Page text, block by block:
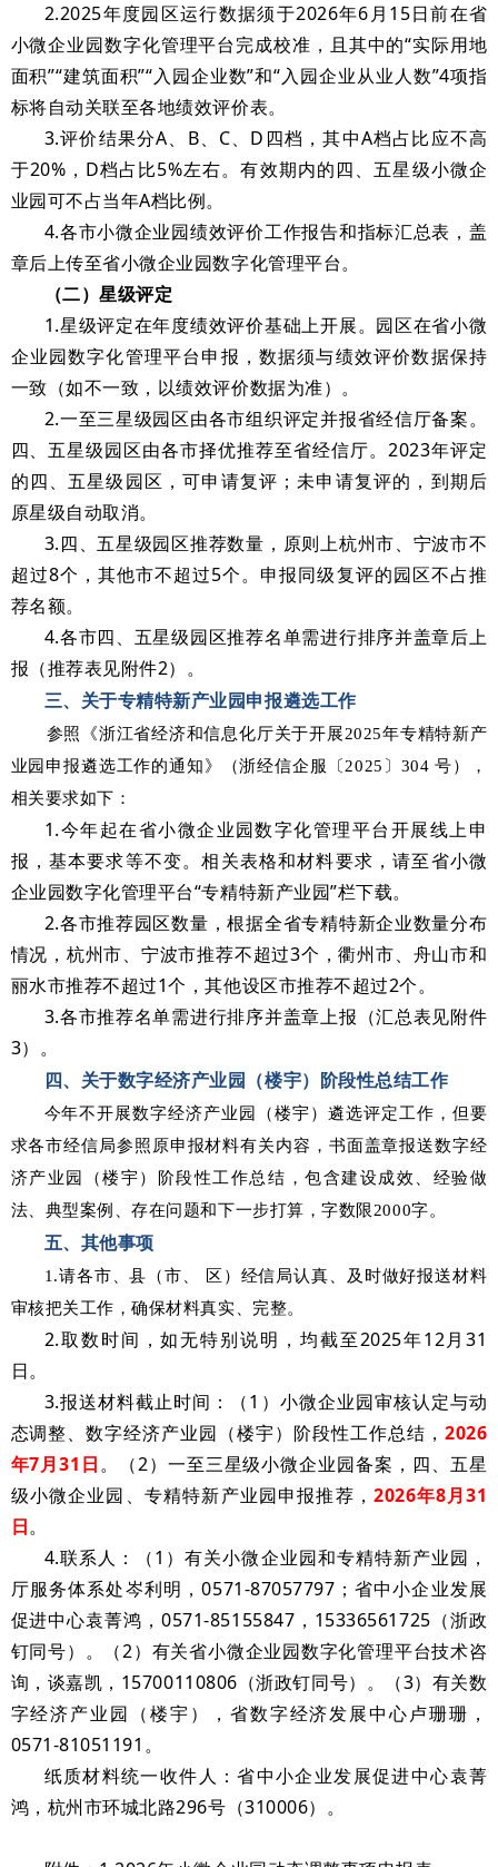
2.2025年度园区运行数据须于2026年6月15日前在省
小微企业园数字化管理平台完成校准，且其中的“实际用地
面积”“建筑面积”“入园企业数”和“入园企业从业人数”4项指
标将自动关联至各地绩效评价表。
3.评价结果分A、B、C、D四档，其中A档占比应不高
于20%，D档占比5%左右。有效期内的四、五星级小微企
业园可不占当年A档比例。
4.各市小微企业园绩效评价工作报告和指标汇总表，盖
章后上传至省小微企业园数字化管理平台。
（二）星级评定
1.星级评定在年度绩效评价基础上开展。园区在省小微
企业园数字化管理平台申报，数据须与绩效评价数据保持
一致（如不一致，以绩效评价数据为准）。
2.一至三星级园区由各市组织评定并报省经信厅备案。
四、五星级园区由各市择优推荐至省经信厅。2023年评定
的四、五星级园区，可申请复评；未申请复评的，到期后
原星级自动取消。
3.四、五星级园区推荐数量，原则上杭州市、宁波市不
超过8个，其他市不超过5个。申报同级复评的园区不占推
荐名额。
4.各市四、五星级园区推荐名单需进行排序并盖章后上
报（推荐表见附件2）。
三、关于专精特新产业园申报遴选工作
参照《浙江省经济和信息化厅关于开展2025年专精特新产
业园申报遴选工作的通知》（浙经信企服〔2025〕304 号），
相关要求如下：
1.今年起在省小微企业园数字化管理平台开展线上申
报，基本要求等不变。相关表格和材料要求，请至省小微
企业园数字化管理平台“专精特新产业园”栏下载。
2.各市推荐园区数量，根据全省专精特新企业数量分布
情况，杭州市、宁波市推荐不超过3个，衢州市、舟山市和
丽水市推荐不超过1个，其他设区市推荐不超过2个。
3.各市推荐名单需进行排序并盖章上报（汇总表见附件
3）。
四、关于数字经济产业园（楼宇）阶段性总结工作
今年不开展数字经济产业园（楼宇）遴选评定工作，但要
求各市经信局参照原申报材料有关内容，书面盖章报送数字经
济产业园（楼宇）阶段性工作总结，包含建设成效、经验做
法、典型案例、存在问题和下一步打算，字数限2000字。
五、其他事项
1.请各市、县（市、 区）经信局认真、及时做好报送材料
审核把关工作，确保材料真实、完整。
2.取数时间，如无特别说明，均截至2025年12月31
日。
3.报送材料截止时间：（1） 小微企业园审核认定与动
态调整、数字经济产业园（楼宇）阶段性工作总结，2026
年7月31日。（2）一至三星级小微企业园备案，四、五星
级小微企业园、专精特新产业园申报推荐，2026年8月31
日。
4.联系人：（1）有关小微企业园和专精特新产业园，
厅服务体系处岑利明，0571-87057797；省中小企业发展
促进中心袁菁鸿，0571-85155847，15336561725（浙政
钉同号）。（2）有关省小微企业园数字化管理平台技术咨
询，谈嘉凯，15700110806（浙政钉同号）。（3）有关数
字经济产业园（楼宇），省数字经济发展中心卢珊珊，
0571-81051191。
纸质材料统一收件人：省中小企业发展促进中心袁菁
鸿，杭州市环城北路296号（310006）。